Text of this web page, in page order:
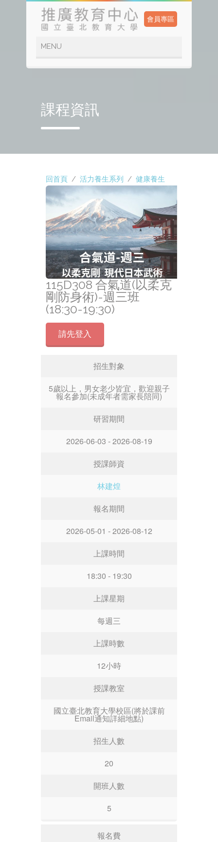
會員專區
課程資訊
回首頁 / 活力養生系列 / 健康養生
115D308 合氣道(以柔克
剛防身術)-週三班
(18:30-19:30)
請先登入
招生對象
5歲以上，男女老少皆宜，歡迎親子
報名參加(未成年者需家長陪同)
研習期間
2026-06-03 - 2026-08-19
授課師資
林建煌
報名期間
2026-05-01 - 2026-08-12
上課時間
18:30 - 19:30
上課星期
每週三
上課時數
12小時
授課教室
國立臺北教育大學校區(將於課前
Email通知詳細地點)
招生人數
20
開班人數
5
報名費